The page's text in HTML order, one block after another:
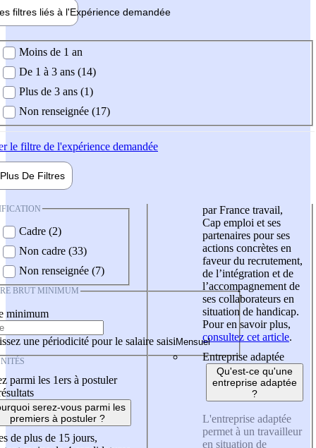
filtres liés à l'Expérience demandée
demandée
Moins de 1 an
De 1 à 3 ans (14)
Plus de 3 ans (1)
Non renseignée (17)
le filtre de l'expérience demandée
Plus De Filtres
Cadre (2)
Non cadre (33)
Non renseignée (7)
BRUT MINIMUM
minimum
une périodicité pour le salaire saisi
parmi les 1ers à postuler
serez-vous parmi les
premiers à postuler ?
de plus de 15 jours,
par France travail,
Cap emploi et ses
partenaires pour ses
actions concrètes en
faveur du recrutement,
de l’intégration et de
l’accompagnement de
ses collaborateurs en
situation de handicap.
Pour en savoir plus,
consultez cet article.
Entreprise adaptée
Qu'est-ce qu'une
entreprise adaptée
?
L'entreprise adaptée
permet à un travailleur
en situation de